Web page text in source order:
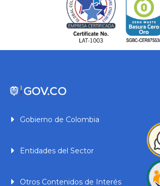
Gobierno de Colombia
Entidades del Sector
Otros Contenidos de Interés